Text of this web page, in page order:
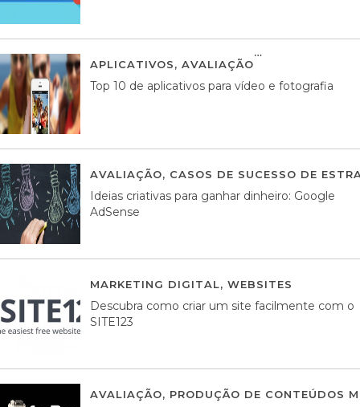
APLICATIVOS, AVALIAÇÃO
Top 10 de aplicativos para vídeo e fotografia
AVALIAÇÃO, CASOS DE SUCESSO DE
Ideias criativas para ganhar dinheiro: Google
AdSense
MARKETING DIGITAL, WEBSITES
Descubra como criar um site facilmente com o
SITE123
AVALIAÇÃO, PRODUÇÃO DE CONTEÚDOS